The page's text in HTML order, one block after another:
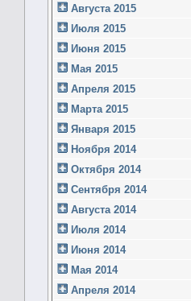
Августа 2015
Июля 2015
Июня 2015
Мая 2015
Апреля 2015
Марта 2015
Января 2015
Ноября 2014
Октября 2014
Сентября 2014
Августа 2014
Июля 2014
Июня 2014
Мая 2014
Апреля 2014